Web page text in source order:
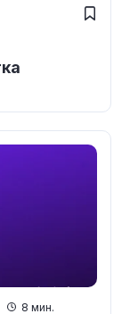
8 мин.